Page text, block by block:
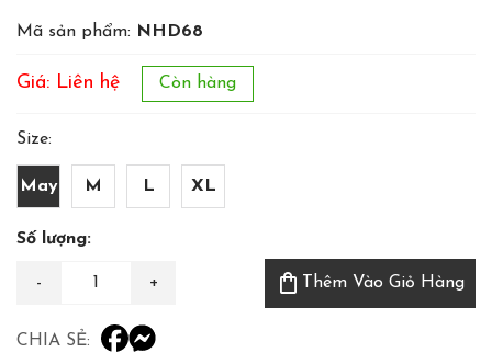
Mã sản phẩm: NHD68
Giá: Liên hệ Còn hàng
Size:
May M L XL
Số lượng:
shopping_bag Thêm Vào Giỏ Hàng
CHIA SẺ: